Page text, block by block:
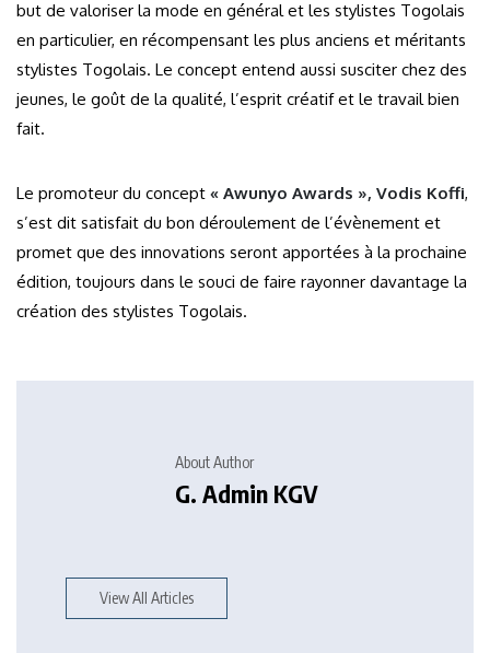
but de valoriser la mode en général et les stylistes Togolais
en particulier, en récompensant les plus anciens et méritants
stylistes Togolais. Le concept entend aussi susciter chez des
jeunes, le goût de la qualité, l’esprit créatif et le travail bien
fait.
Le promoteur du concept « Awunyo Awards », Vodis Koffi,
s’est dit satisfait du bon déroulement de l’évènement et
promet que des innovations seront apportées à la prochaine
édition, toujours dans le souci de faire rayonner davantage la
création des stylistes Togolais.
About Author
G. Admin KGV
View All Articles